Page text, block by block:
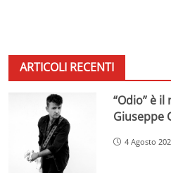
ARTICOLI RECENTI
“Odio” è
Giuseppe
4 Agosto